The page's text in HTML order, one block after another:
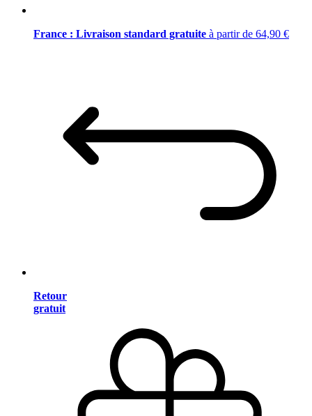
France : Livraison standard gratuite à partir de 64,90 €
Retour
gratuit